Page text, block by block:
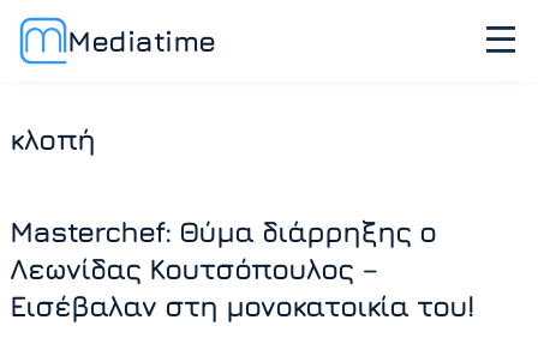
Mediatime
κλοπή
Masterchef: Θύμα διάρρηξης ο
Λεωνίδας Κουτσόπουλος –
Εισέβαλαν στη μονοκατοικία του!